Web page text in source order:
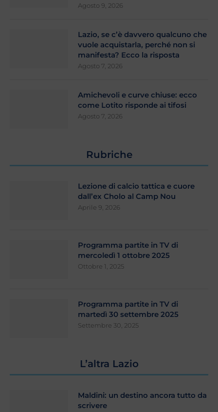
Agosto 9, 2026
Lazio, se c’è davvero qualcuno che
vuole acquistarla, perché non si
manifesta? Ecco la risposta
Agosto 7, 2026
Amichevoli e curve chiuse: ecco
come Lotito risponde ai tifosi
Agosto 7, 2026
Rubriche
Lezione di calcio tattica e cuore
dall’ex Cholo al Camp Nou
Aprile 9, 2026
Programma partite in TV di
mercoledì 1 ottobre 2025
Ottobre 1, 2025
Programma partite in TV di
martedì 30 settembre 2025
Settembre 30, 2025
L’altra Lazio
Maldini: un destino ancora tutto da
scrivere